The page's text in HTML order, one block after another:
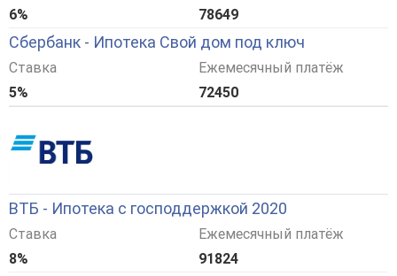
6%
78649
Сбербанк - Ипотека Свой дом под ключ
Ставка
5%
Ежемесячный платёж
72450
ВТБ - Ипотека с господдержкой 2020
Ставка
8%
Ежемесячный платёж
91824